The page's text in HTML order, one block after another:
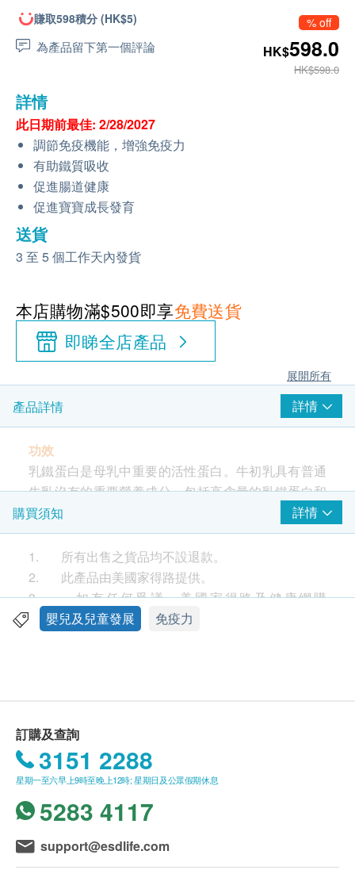
賺取598積分 (HK$5)
為產品留下第一個評論
% off
HK$598.0
HK$598.0
詳情
此日期前最佳: 2/28/2027
調節免疫機能，增強免疫力
有助鐵質吸收
促進腸道健康
促進寶寶成長發育
送貨
3 至 5 個工作天內發貨
本店購物滿$500即享免費送貨
即睇全店產品
展開所有
產品詳情 詳情
功效
乳鐵蛋白是母乳中重要的活性蛋白。牛初乳具有普通
牛乳沒有的重要營養成分，包括高含量的乳鐵蛋白和
天然免疫球蛋白IgG。CATALO兒童乳鐵蛋白牛初乳原
生免疫配方可促進兒童腸道健康，更能調節免疫機
能。當中含有的乳鐵蛋白來自純淨無污染的奶源地澳
洲，為寶寶健康成長提供保護。
適用人士
6個月或以上，成長及發育時期，提升免疫力，容易
4歲或以上兒童：每天兩次，每次一包。
將乳鐵蛋白粉末加入
成份
全脂奶粉，乳清蛋白，牛初乳（含天然免疫球蛋白
IgG），抗结剂（胶状无水型二氧化硅），乳铁蛋
白，甜味剂（三氯蔗糖）。
購買須知 詳情
1. 所有出售之貨品均不設退款。
2. 此產品由美國家得路提供。
3. 如有任何爭議，美國家得路及健康網購
health.ESDlife保留最終決議權。
以下地區不提供送貨服務:
打鼓嶺, 離島(大嶼山 (包括愉景灣), 南丫島, 長洲,
坪洲, 大澳, 梅窩, 昂平), 馬灣, 沙頭角, 落馬洲, 皇崗,
流浮山, 龍鼓灘, 踏石角, 機場。
訂單確認後將於3-5個工作天內送達指定送貨地
址。送貨日期及地址一經確認後將無法更改，否則
將會引致嚴重送貨延誤，顧客亦須自行繳付因更改
嬰兒及兒童發展 免疫力
訂購及查詢
3151 2288
星期一至六早上9時至晚上12時; 星期日及公眾假期休息
5283 4117
support@esdlife.com